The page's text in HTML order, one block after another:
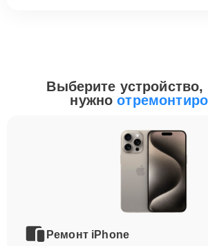
Выберите устройство,
нужно
Ремонт iPhone